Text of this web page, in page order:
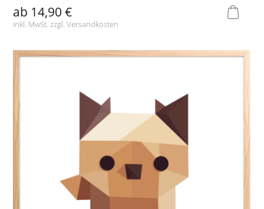
ab 14,90 €
inkl. MwSt. zzgl.Versandkosten